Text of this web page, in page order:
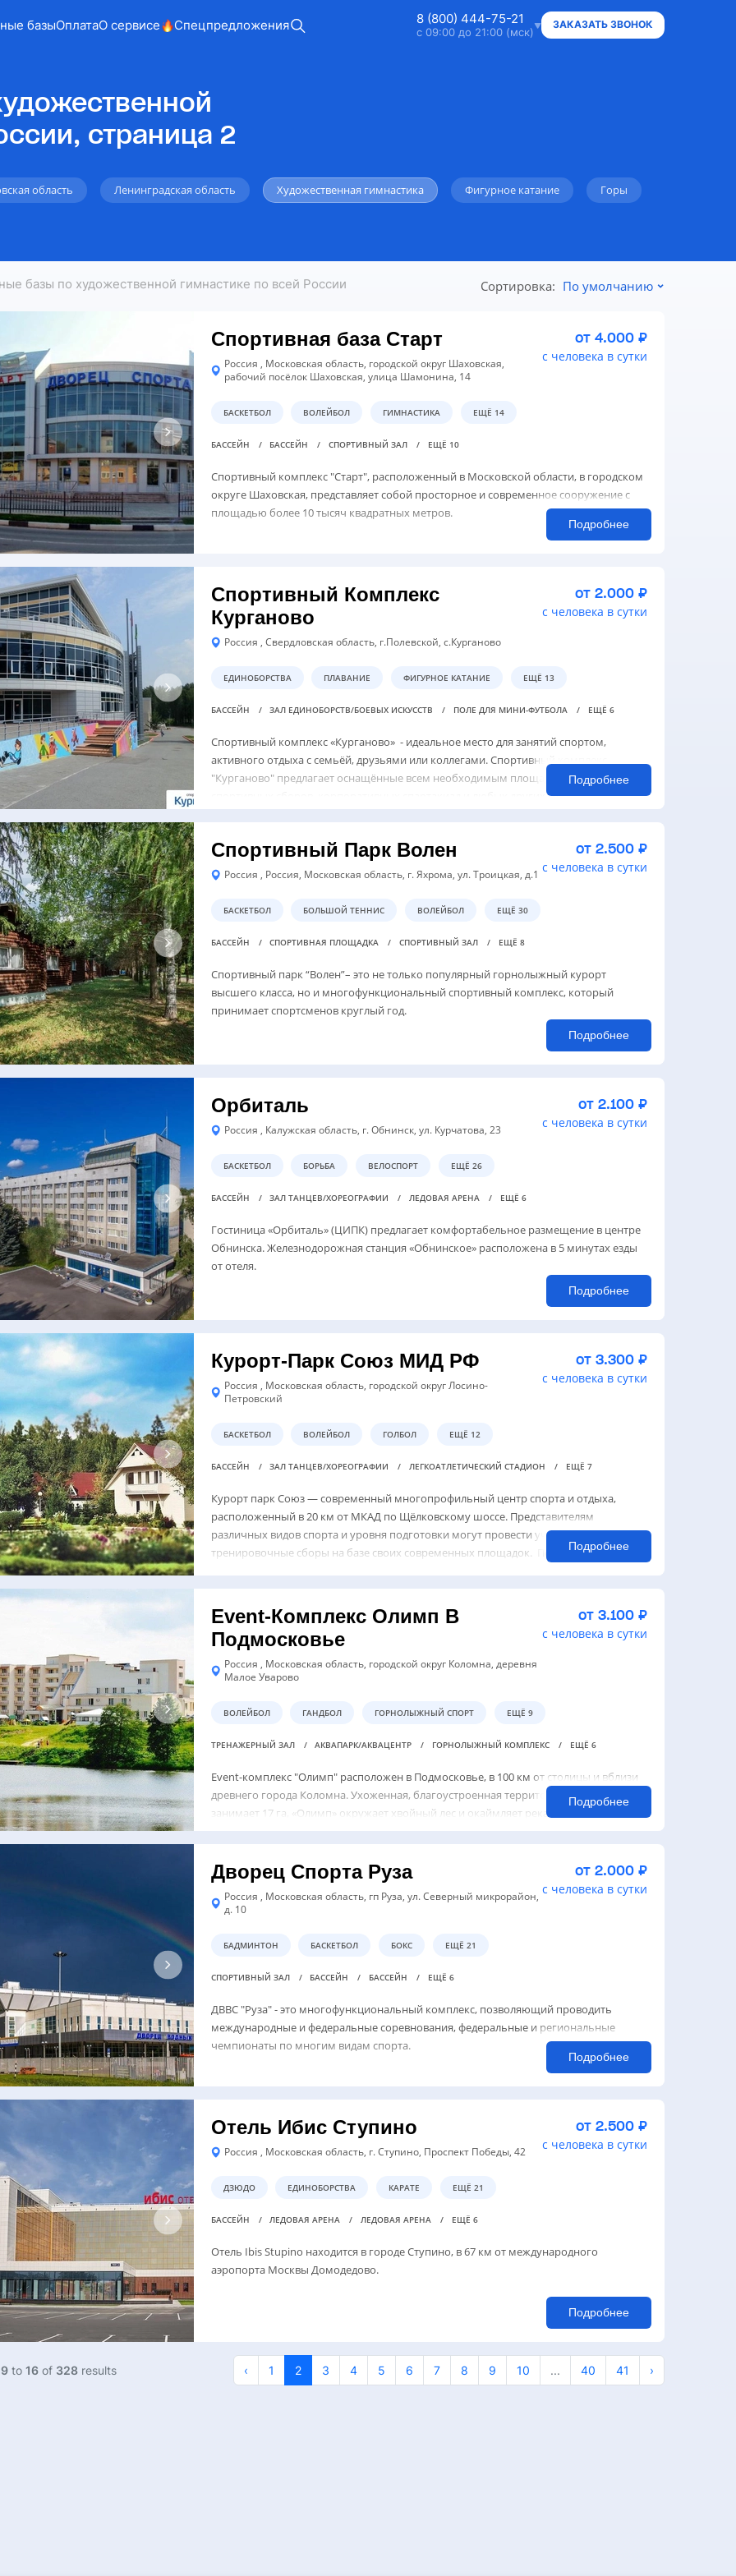
базыОплатаО сервисе Спецпредложения 8 (800) 444-75-21
с 09:00 до 21:00 (мск)
+7 (912) 015-95-20
ЗАКАЗАТЬ ЗВОНОК
страница 2
область Ленинградская область Художественная гимнастика Фигурное катание Горы
базы по художественной гимнастике по всей России Сортировка: По умолчанию
Спортивная база Старт
Россия , Московская область, городской округ Шаховская,
рабочий посёлок Шаховская, улица Шамонина, 14
от 4.000 ₽
с человека в сутки
БАСКЕТБОЛ ВОЛЕЙБОЛ ГИМНАСТИКА ЕЩЁ 14
БАССЕЙН БАССЕЙН СПОРТИВНЫЙ ЗАЛ ЕЩЁ 10
Спортивный комплекс "Старт", расположенный в Московской области, в городском
округе Шаховская, представляет собой просторное и современное сооружение с
площадью более 10 тысяч квадратных метров.
Подробнее
Спортивный Комплекс
Курганово
Россия , Свердловская область, г.Полевской, с.Курганово
от 2.000 ₽
с человека в сутки
ЕДИНОБОРСТВА ПЛАВАНИЕ ФИГУРНОЕ КАТАНИЕ ЕЩЁ 13
БАССЕЙН ЗАЛ ЕДИНОБОРСТВ/БОЕВЫХ ИСКУССТВ ПОЛЕ ДЛЯ МИНИ-ФУТБОЛА ЕЩЁ 6
Спортивный комплекс «Курганово» - идеальное место для занятий спортом,
активного отдыха с семьёй, друзьями или коллегами. Спортивный комплекс
"Курганово" предлагает оснащённые всем необходимым площадки для проведения
спортивных сборов, корпоративных спартакиад и любых других мер...
Подробнее
Спортивный Парк Волен
Россия , Россия, Московская область, г. Яхрома, ул. Троицкая, д.1
от 2.500 ₽
с человека в сутки
БАСКЕТБОЛ БОЛЬШОЙ ТЕННИС ВОЛЕЙБОЛ ЕЩЁ 30
БАССЕЙН СПОРТИВНАЯ ПЛОЩАДКА СПОРТИВНЫЙ ЗАЛ ЕЩЁ 8
Спортивный парк “Волен”– это не только популярный горнолыжный курорт
высшего класса, но и многофункциональный спортивный комплекс, который
принимает спортсменов круглый год.
Подробнее
Орбиталь
Россия , Калужская область, г. Обнинск, ул. Курчатова, 23
от 2.100 ₽
с человека в сутки
БАСКЕТБОЛ БОРЬБА ВЕЛОСПОРТ ЕЩЁ 26
БАССЕЙН ЗАЛ ТАНЦЕВ/ХОРЕОГРАФИИ ЛЕДОВАЯ АРЕНА ЕЩЁ 6
Гостиница «Орбиталь» (ЦИПК) предлагает комфортабельное размещение в центре
Обнинска. Железнодорожная станция «Обнинское» расположена в 5 минутах езды
от отеля.
Подробнее
Курорт-Парк Союз МИД РФ
Россия , Московская область, городской округ Лосино-
Петровский
от 3.300 ₽
с человека в сутки
БАСКЕТБОЛ ВОЛЕЙБОЛ ГОЛБОЛ ЕЩЁ 12
БАССЕЙН ЗАЛ ТАНЦЕВ/ХОРЕОГРАФИИ ЛЕГКОАТЛЕТИЧЕСКИЙ СТАДИОН ЕЩЁ 7
Курорт парк Союз — современный многопрофильный центр спорта и отдыха,
расположенный в 20 км от МКАД по Щёлковскому шоссе. Представителям
различных видов спорта и уровня подготовки могут провести учебно-
тренировочные сборы на базе своих современных площадок. Помимо футбольных
Подробнее
Event-Комплекс Олимп В
Подмосковье
Россия , Московская область, городской округ Коломна, деревня
Малое Уварово
от 3.100 ₽
с человека в сутки
ВОЛЕЙБОЛ ГАНДБОЛ ГОРНОЛЫЖНЫЙ СПОРТ ЕЩЁ 9
ТРЕНАЖЕРНЫЙ ЗАЛ АКВАПАРК/АКВАЦЕНТР ГОРНОЛЫЖНЫЙ КОМПЛЕКС ЕЩЁ 6
Event-комплекс "Олимп" расположен в Подмосковье, в 100 км от столицы и вблизи
древнего города Коломна. Ухоженная, благоустроенная территория комплекса
занимает 17 га, «Олимп» окружает хвойный лес и окаймляет река Коломенка.
Подробнее
Дворец Спорта Руза
Россия , Московская область, гп Руза, ул. Северный микрорайон,
д. 10
от 2.000 ₽
с человека в сутки
БАДМИНТОН БАСКЕТБОЛ БОКС ЕЩЁ 21
СПОРТИВНЫЙ ЗАЛ БАССЕЙН БАССЕЙН ЕЩЁ 6
ДВВС "Руза" - это многофункциональный комплекс, позволяющий проводить
международные и федеральные соревнования, федеральные и региональные
чемпионаты по многим видам спорта.
Подробнее
Отель Ибис Ступино
Россия , Московская область, г. Ступино, Проспект Победы, 42
от 2.500 ₽
с человека в сутки
ДЗЮДО ЕДИНОБОРСТВА КАРАТЕ ЕЩЁ 21
БАССЕЙН ЛЕДОВАЯ АРЕНА ЛЕДОВАЯ АРЕНА ЕЩЁ 6
Отель Ibis Stupino находится в городе Ступино, в 67 км от международного
аэропорта Москвы Домодедово.
Подробнее
9 to 16 of 328 results ‹ 1 2 3 4 5 6 7 8 9 10 ... 40 41 ›